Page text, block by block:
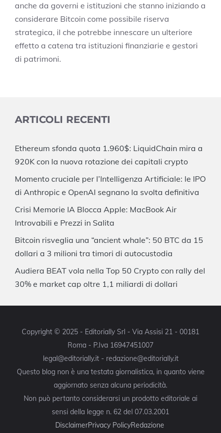
anche da governi e istituzioni che stanno iniziando a
considerare Bitcoin come possibile riserva
strategica, il che potrebbe innescare un ulteriore
effetto a catena tra istituzioni finanziarie e gestori
di patrimoni.
ARTICOLI RECENTI
Ethereum sfonda quota 1.960$: LiquidChain mira a
920K con la nuova rotazione dei capitali crypto
Momento cruciale per l’Intelligenza Artificiale: le IPO
di Anthropic e OpenAI segnano la svolta definitiva
Crisi Memorie IA Blocca Apple: MacBook Air
Introvabili e Prezzi in Salita
Bitcoin risveglia una “ancient whale”: 50 BTC da 15
dollari a 3 milioni tra timori di autocustodia
Audiera BEAT vola nella Top 50 Crypto con rally del
30% e market cap oltre 1,1 miliardi di dollari
Copyright © 2025 - Editorially Srl - Via Assisi 21 - 00181
Roma - P.Iva 16947451007
legal@editorially.it - redazione@editorially.it
Questo blog non è una testata giornalistica, in quanto viene
aggiornato senza alcuna periodicità.
Non può pertanto considerarsi un prodotto editoriale ai
sensi della legge n. 62 del 07.03.2001
DisclaimerPrivacy PolicyRedazione